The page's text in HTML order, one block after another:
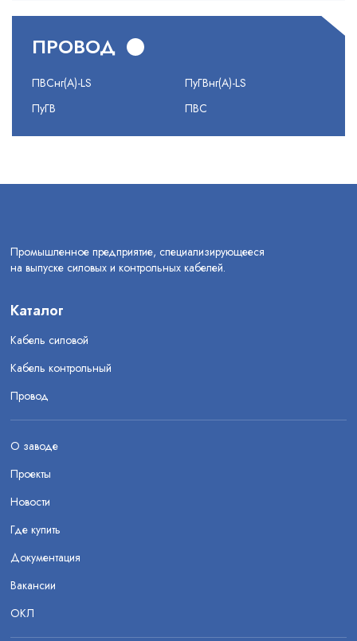
ПРОВОД
ПВСнг(А)-LS
ПуГВ
ПуГВнг(А)-LS
ПВС
Промышленное предприятие, специализирующееся
на выпуске силовых и контрольных кабелей.
Каталог
Кабель силовой
Кабель контрольный
Провод
О заводе
Проекты
Новости
Где купить
Документация
Вакансии
ОКЛ